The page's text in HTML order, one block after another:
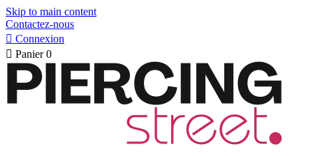
Skip to main content
Contactez-nous
 Connexion
 Panier 0